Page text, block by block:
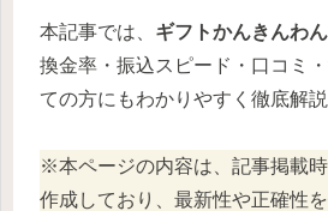
本記事では、 ギフトかんきんわん
換金率・振込スピード・口コミ
ての方にもわかりやすく徹底解説
※本ページの内容は、記事掲載
作成しており、最新性や正確性